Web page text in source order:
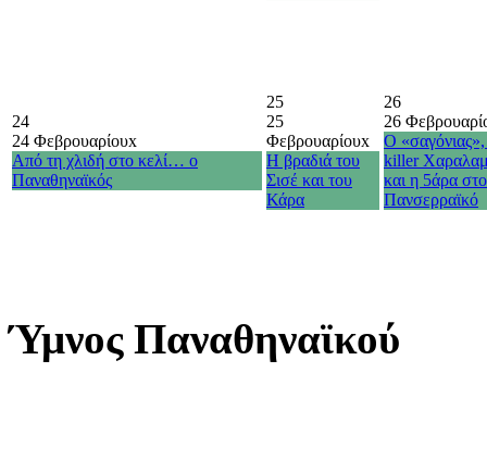
24
24 Φεβρουαρίουx
Από τη χλιδή στο κελί… ο
Παναθηναϊκός
25
25
Φεβρουαρίουx
Η βραδιά του
Σισέ και του
Κάρα
26
26
Ο
killer
και η 5άρα
Πανσερραϊκό
Ύμνος Παναθηναϊκού